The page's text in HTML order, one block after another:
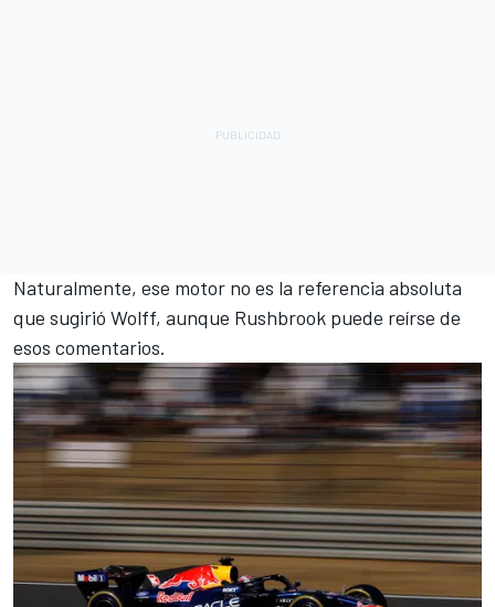
Naturalmente, ese motor no es la referencia absoluta
que sugirió Wolff, aunque Rushbrook puede reírse de
esos comentarios.